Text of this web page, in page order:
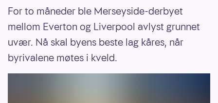
For to måneder ble Merseyside-derbyet
mellom Everton og Liverpool avlyst grunnet
uvær. Nå skal byens beste lag kåres, når
byrivalene møtes i kveld.